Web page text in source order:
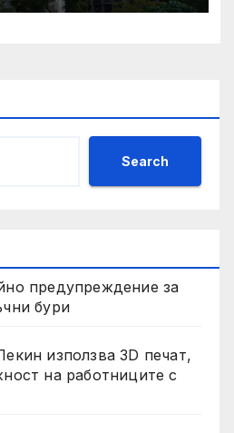
за обратно
Search
предупреждение за
бури
използва 3D печат,
на работниците с